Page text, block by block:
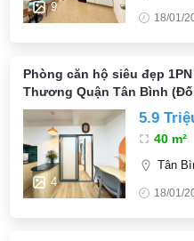
9
18/01/
Phòng căn hộ siêu đẹp
Thương Quận Tân Bình
4
5.9
40 m²
Tân
18/01/